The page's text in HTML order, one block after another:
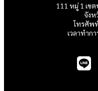
111 หมู่ 1 เข
จังห
โทรศัพ
เวลาทำก